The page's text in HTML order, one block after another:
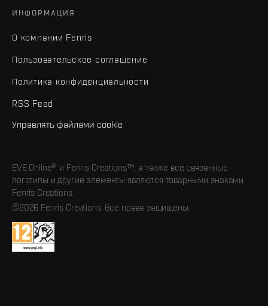
ИНФОРМАЦИЯ
О компании Fenris
Пользовательское соглашение
Политика конфиденциальности
RSS Feed
Управлять файлами cookie
EVE Online® и Fenris Creations™, а также все связанные
логотипы и другие элементы являются товарными знаками
Fenris Creations.
©2026 Fenris Creations. Все права защищены.